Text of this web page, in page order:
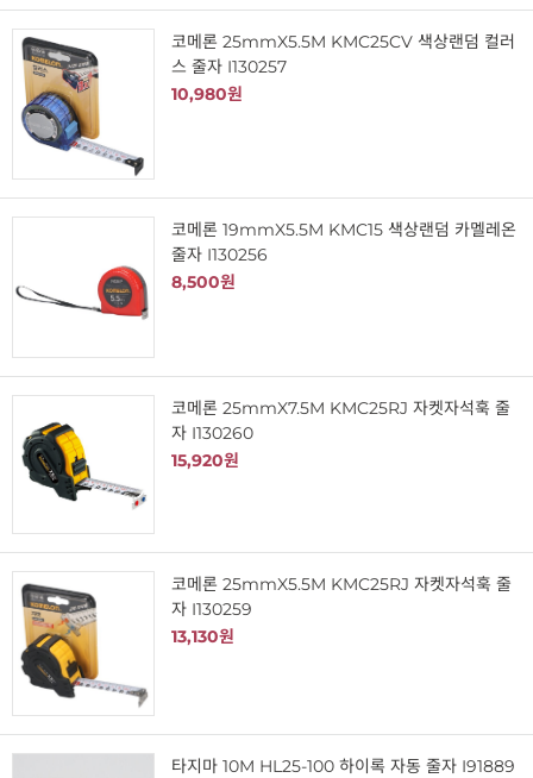
코메론 25mmX5.5M KMC25CV 색상랜덤 컬러
스 줄자 I130257
10,980원
코메론 19mmX5.5M KMC15 색상랜덤 카멜레온
줄자 I130256
8,500원
코메론 25mmX7.5M KMC25RJ 자켓자석훅 줄
자 I130260
15,920원
코메론 25mmX5.5M KMC25RJ 자켓자석훅 줄
자 I130259
13,130원
타지마 10M HL25-100 하이록 자동 줄자 I91889